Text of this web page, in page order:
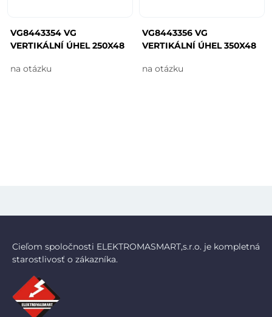
VG8443354 VG
VERTIKÁLNÍ ÚHEL 250X48
na otázku
VG8443356 VG
VERTIKÁLNÍ ÚHEL 350X48
na otázku
Cieľom spoločnosti ELEKTROMASMART,s.r.o. je kompletná
starostlivosť o zákazníka.